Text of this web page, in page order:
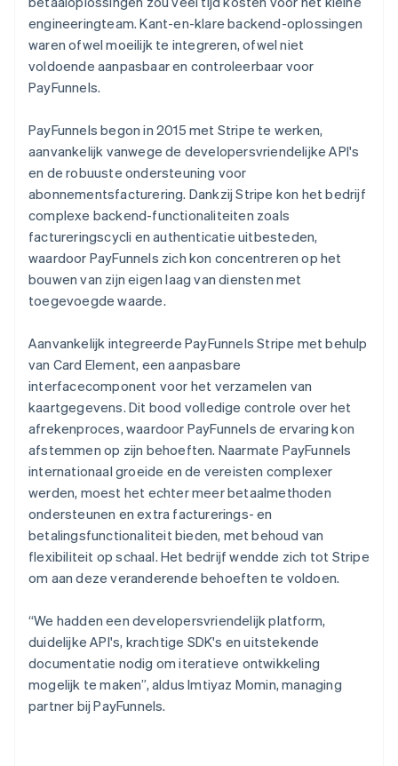
engineeringteam. Kant-en-klare backend-oplossingen
waren ofwel moeilijk te integreren, ofwel niet
voldoende aanpasbaar en controleerbaar voor
PayFunnels.
PayFunnels begon in 2015 met Stripe te werken,
aanvankelijk vanwege de developersvriendelijke API's
en de robuuste ondersteuning voor
abonnementsfacturering. Dankzij Stripe kon het bedrijf
complexe backend-functionaliteiten zoals
factureringscycli en authenticatie uitbesteden,
waardoor PayFunnels zich kon concentreren op het
bouwen van zijn eigen laag van diensten met
toegevoegde waarde.
Aanvankelijk integreerde PayFunnels Stripe met behulp
van Card Element, een aanpasbare
interfacecomponent voor het verzamelen van
kaartgegevens. Dit bood volledige controle over het
afrekenproces, waardoor PayFunnels de ervaring kon
afstemmen op zijn behoeften. Naarmate PayFunnels
internationaal groeide en de vereisten complexer
werden, moest het echter meer betaalmethoden
ondersteunen en extra facturerings- en
betalingsfunctionaliteit bieden, met behoud van
flexibiliteit op schaal. Het bedrijf wendde zich tot Stripe
om aan deze veranderende behoeften te voldoen.
“We hadden een developersvriendelijk platform,
duidelijke API's, krachtige SDK's en uitstekende
documentatie nodig om iteratieve ontwikkeling
mogelijk te maken”, aldus Imtiyaz Momin, managing
partner bij PayFunnels.